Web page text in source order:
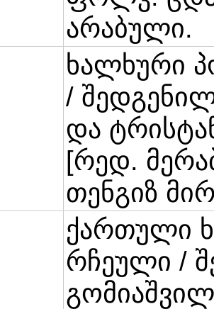
არაბული.
ხალხური
/
და
[რედ.
თენგიზ
ქართული
რჩეული /